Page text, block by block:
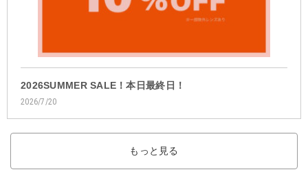
2026SUMMER SALE！本日最終日！
2026/7/20
もっと見る